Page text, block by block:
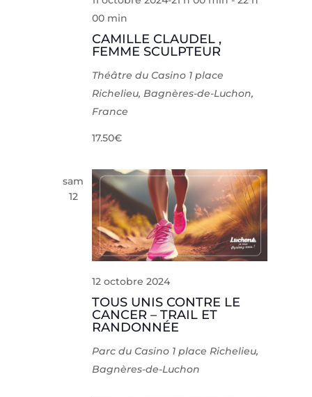
CAMILLE CLAUDEL ,
FEMME SCULPTEUR
00 min
Théâtre du Casino 1 place
Richelieu, Bagnères-de-Luchon,
France
17.50€
sam
12
TOUS UNIS CONTRE LE
CANCER – TRAIL ET
RANDONNÉE
12 octobre 2024
Parc du Casino 1 place Richelieu,
Bagnères-de-Luchon